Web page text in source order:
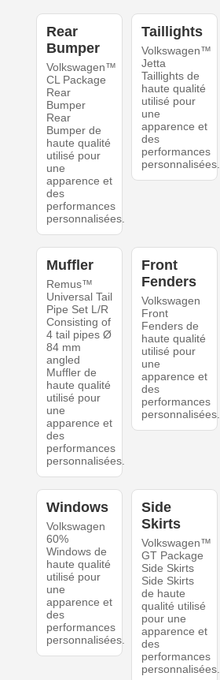
Rear
Bumper
Volkswagen™
CL Package
Rear
Bumper
Rear
Bumper de
haute qualité
utilisé pour
une
apparence et
des
performances
personnalisées.
Taillights
Volkswagen™
Jetta
Taillights de
haute qualité
utilisé pour
une
apparence et
des
performances
personnalisées.
Muffler
Remus™
Universal Tail
Pipe Set L/R
Consisting of
4 tail pipes Ø
84 mm
angled
Muffler de
haute qualité
utilisé pour
une
apparence et
des
performances
personnalisées.
Front
Fenders
Volkswagen
Front
Fenders de
haute qualité
utilisé pour
une
apparence et
des
performances
personnalisées.
Windows
Volkswagen
60%
Windows de
haute qualité
utilisé pour
une
apparence et
des
performances
personnalisées.
Side
Skirts
Volkswagen™
GT Package
Side Skirts
Side Skirts
de haute
qualité utilisé
pour une
apparence et
des
performances
personnalisées.